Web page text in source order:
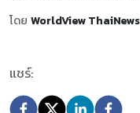
โดย WorldView ThaiNews
แชร์: